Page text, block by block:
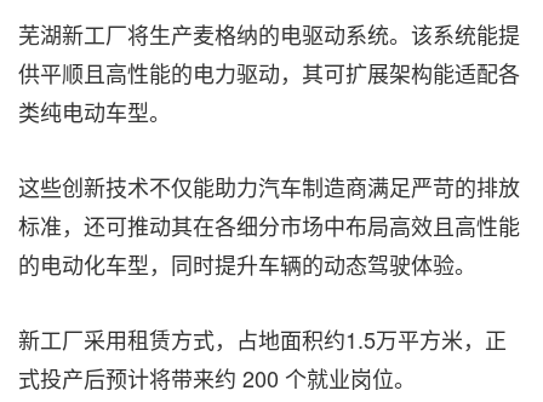
芜湖新工厂将生产麦格纳的电驱动系统。该系统能提
供平顺且高性能的电力驱动，其可扩展架构能适配各
类纯电动车型。
这些创新技术不仅能助力汽车制造商满足严苛的排放
标准，还可推动其在各细分市场中布局高效且高性能
的电动化车型，同时提升车辆的动态驾驶体验。
新工厂采用租赁方式，占地面积约1.5万平方米，正
式投产后预计将带来约 200 个就业岗位。